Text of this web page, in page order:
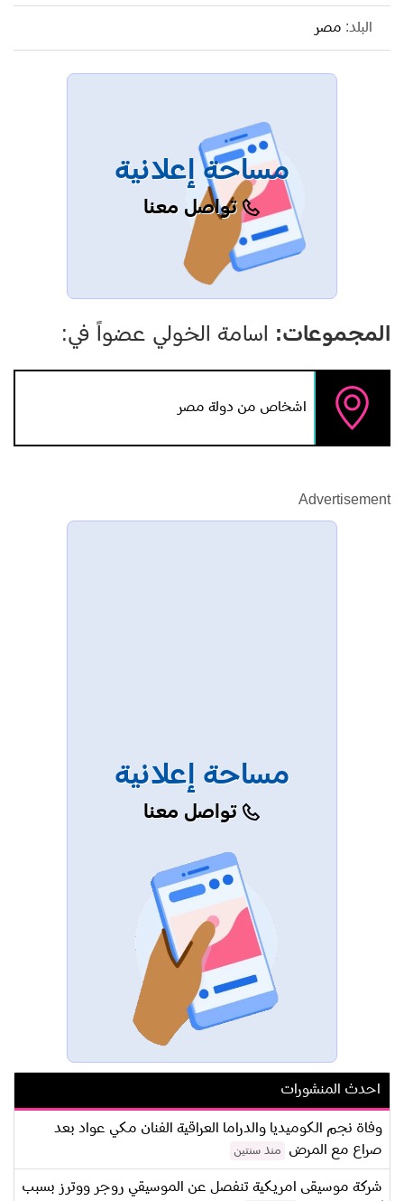
البلد: مصر
مساحة إعلانية
تواصل معنا
المجموعات: اسامة الخولي عضواً في:
اشخاص من دولة مصر
Advertisement
مساحة إعلانية
تواصل معنا
احدث المنشورات
وفاة نجم الكوميديا والدراما العراقية الفنان مكي عواد بعد
صراع مع المرض
منذ سنتين
شركة موسيقى امريكية تنفصل عن الموسيقي روجر ووترز بسبب